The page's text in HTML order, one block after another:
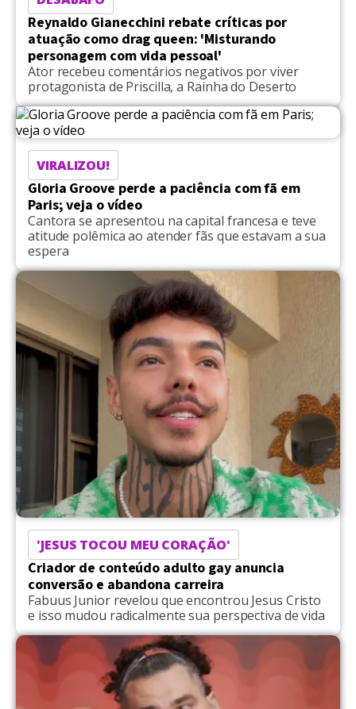
Reynaldo Gianecchini rebate críticas por
atuação como drag queen: 'Misturando
personagem com vida pessoal'
Ator recebeu comentários negativos por viver
protagonista de Priscilla, a Rainha do Deserto
VIRALIZOU!
Gloria Groove perde a paciência com fã em
Paris; veja o vídeo
Cantora se apresentou na capital francesa e teve
atitude polêmica ao atender fãs que estavam a sua
espera
'JESUS TOCOU MEU CORAÇÃO'
Criador de conteúdo adulto gay anuncia
conversão e abandona carreira
Fabuus Junior revelou que encontrou Jesus Cristo
e isso mudou radicalmente sua perspectiva de vida